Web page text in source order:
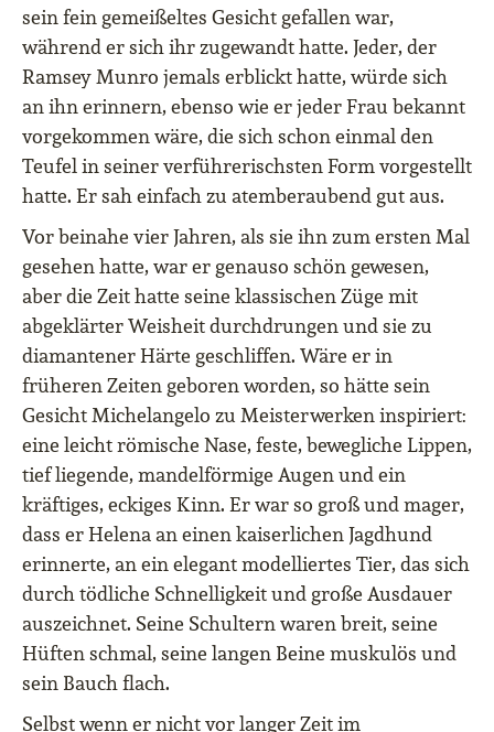
sein fein gemeißeltes Gesicht gefallen war,
während er sich ihr zugewandt hatte. Jeder, der
Ramsey Munro jemals erblickt hatte, würde sich
an ihn erinnern, ebenso wie er jeder Frau bekannt
vorgekommen wäre, die sich schon einmal den
Teufel in seiner verführerischsten Form vorgestellt
hatte. Er sah einfach zu atemberaubend gut aus.
Vor beinahe vier Jahren, als sie ihn zum ersten Mal
gesehen hatte, war er genauso schön gewesen,
aber die Zeit hatte seine klassischen Züge mit
abgeklärter Weisheit durchdrungen und sie zu
diamantener Härte geschliffen. Wäre er in
früheren Zeiten geboren worden, so hätte sein
Gesicht Michelangelo zu Meisterwerken inspiriert:
eine leicht römische Nase, feste, bewegliche Lippen,
tief liegende, mandelförmige Augen und ein
kräftiges, eckiges Kinn. Er war so groß und mager,
dass er Helena an einen kaiserlichen Jagdhund
erinnerte, an ein elegant modelliertes Tier, das sich
durch tödliche Schnelligkeit und große Ausdauer
auszeichnet. Seine Schultern waren breit, seine
Hüften schmal, seine langen Beine muskulös und
sein Bauch flach.
Selbst wenn er nicht vor langer Zeit im